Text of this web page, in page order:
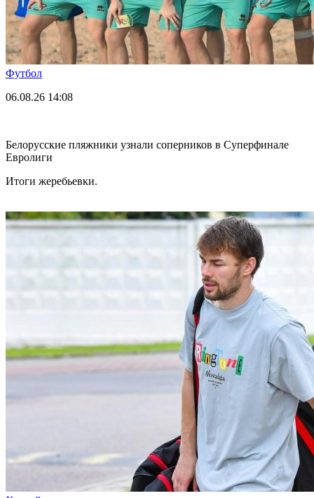
Футбол
06.08.26 14:08
Белорусские пляжники узнали соперников в Суперфинале
Евролиги
Итоги жеребьевки.